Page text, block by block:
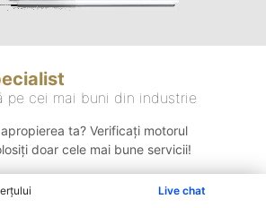
Live chat
pe cei mai buni din industrie
ta? Verificați motorul
doar cele mai bune servicii!